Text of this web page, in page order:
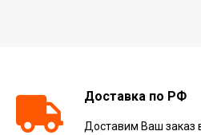
Доставка по РФ
Доставим Ваш заказ